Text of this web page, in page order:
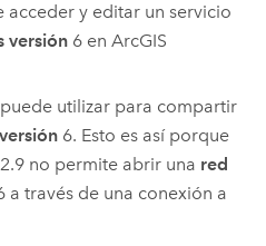
acceder y editar un servicio
versión 6 enArcGIS
utilizar para compartir
6. Esto es así porque
2.9 no permite abrir una red
a través de una conexión a